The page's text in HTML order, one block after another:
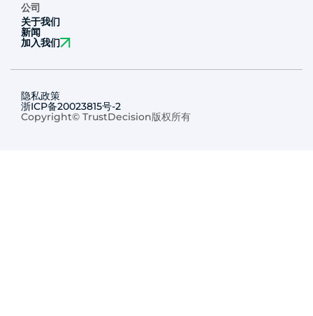
公司
关于我们
新闻
加入我们
隐私政策
浙ICP备20023815号-2
Copyright© TrustDecision版权所有